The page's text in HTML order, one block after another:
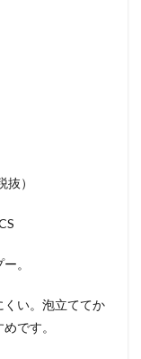
）
。
い。泡立ててか
です。